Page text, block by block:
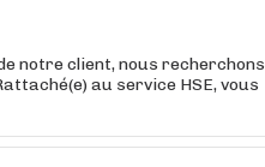
notre client, nous recherchons
au service HSE, vous